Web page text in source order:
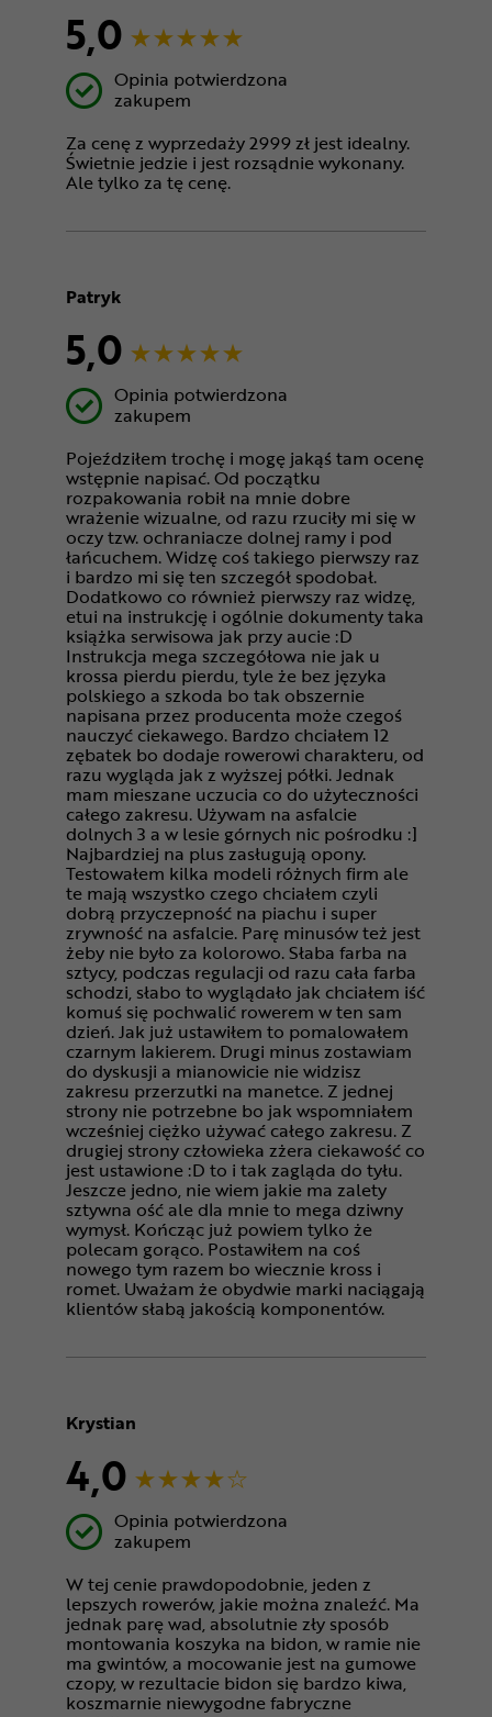
5,0
Opinia potwierdzona
zakupem
Za cenę z wyprzedaży 2999 zł jest idealny.
Świetnie jedzie i jest rozsądnie wykonany.
Ale tylko za tę cenę.
Patryk
5,0
Opinia potwierdzona
zakupem
Pojeździłem trochę i mogę jakąś tam ocenę
wstępnie napisać. Od początku
rozpakowania robił na mnie dobre
wrażenie wizualne, od razu rzuciły mi się w
oczy tzw. ochraniacze dolnej ramy i pod
łańcuchem. Widzę coś takiego pierwszy raz
i bardzo mi się ten szczegół spodobał.
Dodatkowo co również pierwszy raz widzę,
etui na instrukcję i ogólnie dokumenty taka
książka serwisowa jak przy aucie :D
Instrukcja mega szczegółowa nie jak u
krossa pierdu pierdu, tyle że bez języka
polskiego a szkoda bo tak obszernie
napisana przez producenta może czegoś
nauczyć ciekawego. Bardzo chciałem 12
zębatek bo dodaje rowerowi charakteru, od
razu wygląda jak z wyższej półki. Jednak
mam mieszane uczucia co do użyteczności
całego zakresu. Używam na asfalcie
dolnych 3 a w lesie górnych nic pośrodku :]
Najbardziej na plus zasługują opony.
Testowałem kilka modeli różnych firm ale
te mają wszystko czego chciałem czyli
dobrą przyczepność na piachu i super
zrywność na asfalcie. Parę minusów też jest
żeby nie było za kolorowo. Słaba farba na
sztycy, podczas regulacji od razu cała farba
schodzi, słabo to wyglądało jak chciałem iść
komuś się pochwalić rowerem w ten sam
dzień. Jak już ustawiłem to pomalowałem
czarnym lakierem. Drugi minus zostawiam
do dyskusji a mianowicie nie widzisz
zakresu przerzutki na manetce. Z jednej
strony nie potrzebne bo jak wspomniałem
wcześniej ciężko używać całego zakresu. Z
drugiej strony człowieka zżera ciekawość co
jest ustawione :D to i tak zagląda do tyłu.
Jeszcze jedno, nie wiem jakie ma zalety
sztywna ość ale dla mnie to mega dziwny
wymysł. Kończąc już powiem tylko że
polecam gorąco. Postawiłem na coś
nowego tym razem bo wiecznie kross i
romet. Uważam że obydwie marki naciągają
klientów słabą jakością komponentów.
Krystian
4,0
Opinia potwierdzona
zakupem
W tej cenie prawdopodobnie, jeden z
lepszych rowerów, jakie można znaleźć. Ma
jednak parę wad, absolutnie zły sposób
montowania koszyka na bidon, w ramie nie
ma gwintów, a mocowanie jest na gumowe
czopy, w rezultacie bidon się bardzo kiwa,
koszmarnie niewygodne fabryczne